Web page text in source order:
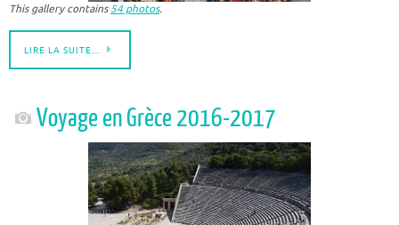
This gallery contains 54 photos.
LIRE LA SUITE…
Voyage en Grèce 2016-2017